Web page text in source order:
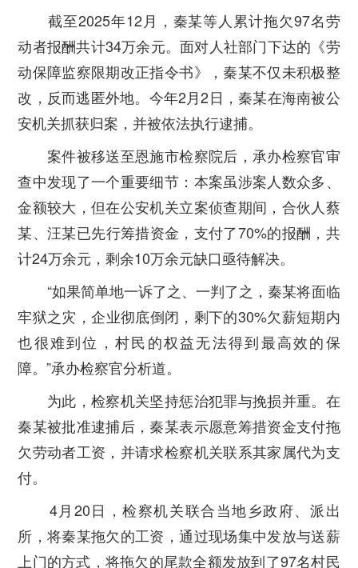
截至2025年12月，秦某等人累计拖欠97名劳
动者报酬共计34万余元。面对人社部门下达的《劳
动保障监察限期改正指令书》，秦某不仅未积极整
改，反而逃匿外地。今年2月2日，秦某在海南被公
安机关抓获归案，并被依法执行逮捕。
案件被移送至恩施市检察院后，承办检察官审
查中发现了一个重要细节：本案虽涉案人数众多、
金额较大，但在公安机关立案侦查期间，合伙人蔡
某、汪某已先行筹措资金，支付了70%的报酬，共
计24万余元，剩余10万余元缺口亟待解决。
“如果简单地一诉了之、一判了之，秦某将面临
牢狱之灾，企业彻底倒闭，剩下的30%欠薪短期内
也很难到位，村民的权益无法得到最高效的保
障。”承办检察官分析道。
为此，检察机关坚持惩治犯罪与挽损并重。在
秦某被批准逮捕后，秦某表示愿意筹措资金支付拖
欠劳动者工资，并请求检察机关联系其家属代为支
付。
4月20日，检察机关联合当地乡政府、派出
所，将秦某拖欠的工资，通过现场集中发放与送薪
上门的方式，将拖欠的尾款全额发放到了97名村民